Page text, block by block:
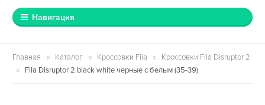
Навигация
Главная Каталог Кроссовки Fila
Кроссовки Fila Disruptor 2
Fila Disruptor 2 black white черные с белым (35-39)